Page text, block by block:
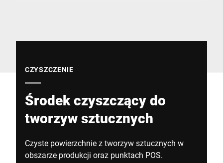
CZYSZCZENIE
Środek czyszczący do
tworzyw sztucznych
Czyste powierzchnie z tworzyw sztucznych w
obszarze produkcji oraz punktach POS.